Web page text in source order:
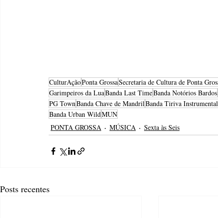
CulturAçãoPonta GrossaSecretaria de Cultura de Ponta
Garimpeiros da LuaBanda Last TimeBanda Notórios Bardos
PG TownBanda Chave de MandrilBanda Tiriva Instrumental
Banda Urban WildMUN
PONTA GROSSA
MÚSICA Sexta às Seis
Posts recentes